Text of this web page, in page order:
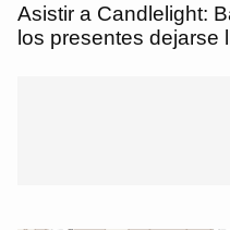
Asistir a Candlelight:
los presentes dejarse